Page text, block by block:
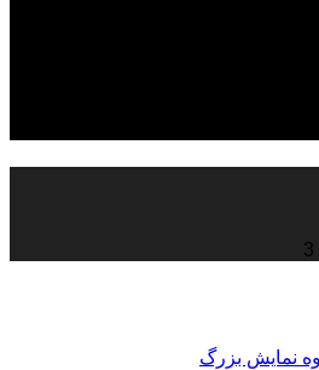
نمایش بزرگ